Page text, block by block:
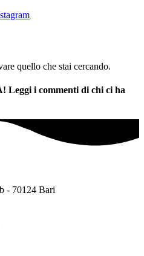
quello che stai cercando.
i commenti di chi ci ha
- 70124 Bari